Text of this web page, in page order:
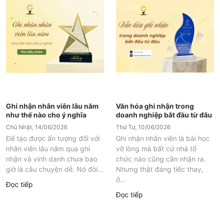
Ghi nhận nhân viên lâu năm
như thế nào cho ý nghĩa
Chủ Nhật, 14/06/2026
Để tạo được ấn tượng đối với
nhân viên lâu năm qua ghi
nhận và vinh danh chưa bao
giờ là câu chuyện dễ. Nó đòi...
Đọc tiếp
Văn hóa ghi nhận trong
doanh nghiệp bắt đầu từ đâu
Thứ Tư, 10/06/2026
Ghi nhận nhân viên là bài học
vỡ lòng mà bất cứ nhà tổ
chức nào cũng cần nhận ra.
Nhưng thật đáng tiếc thay,
ở...
Đọc tiếp